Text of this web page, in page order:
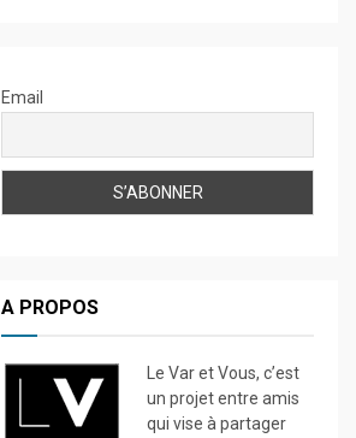
Email
A PROPOS
Le Var et Vous, c’est
un projet entre amis
qui vise à partager